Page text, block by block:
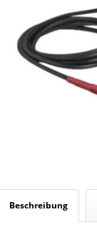
Beschreibung